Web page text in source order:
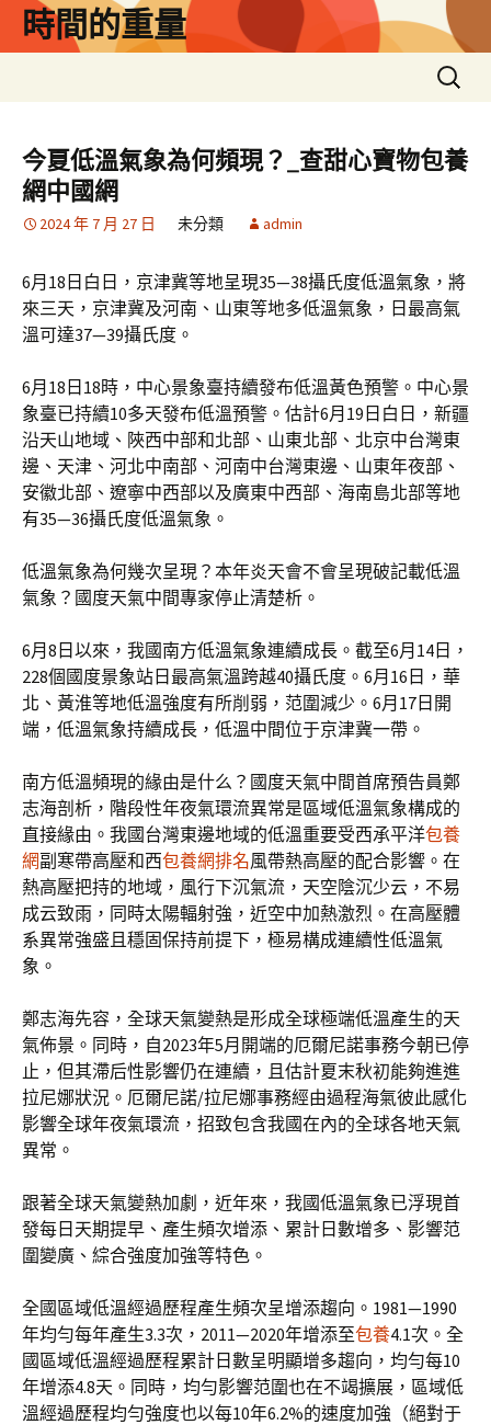
時間的重量
搜
尋
鍵
字:
今夏低溫氣象為何頻現？_查甜心寶物包養
網中國網
2024 年 7 月 27 日 未分類 admin
6月18日白日，京津冀等地呈現35—38攝氏度低溫氣象，將
來三天，京津冀及河南、山東等地多低溫氣象，日最高氣
溫可達37—39攝氏度。
6月18日18時，中心景象臺持續發布低溫黃色預警。中心景
象臺已持續10多天發布低溫預警。估計6月19日白日，新疆
沿天山地域、陜西中部和北部、山東北部、北京中台灣東
邊、天津、河北中南部、河南中台灣東邊、山東年夜部、
安徽北部、遼寧中西部以及廣東中西部、海南島北部等地
有35—36攝氏度低溫氣象。
低溫氣象為何幾次呈現？本年炎天會不會呈現破記載低溫
氣象？國度天氣中間專家停止清楚析。
6月8日以來，我國南方低溫氣象連續成長。截至6月14日，
228個國度景象站日最高氣溫跨越40攝氏度。6月16日，華
北、黃淮等地低溫強度有所削弱，范圍減少。6月17日開
端，低溫氣象持續成長，低溫中間位于京津冀一帶。
南方低溫頻現的緣由是什么？國度天氣中間首席預告員鄭
志海剖析，階段性年夜氣環流異常是區域低溫氣象構成的
直接緣由。我國台灣東邊地域的低溫重要受西承平洋包養
網副寒帶高壓和西包養網排名風帶熱高壓的配合影響。在
熱高壓把持的地域，風行下沉氣流，天空陰沉少云，不易
成云致雨，同時太陽輻射強，近空中加熱激烈。在高壓體
系異常強盛且穩固保持前提下，極易構成連續性低溫氣
象。
鄭志海先容，全球天氣變熱是形成全球極端低溫產生的天
氣佈景。同時，自2023年5月開端的厄爾尼諾事務今朝已停
止，但其滯后性影響仍在連續，且估計夏末秋初能夠進進
拉尼娜狀況。厄爾尼諾/拉尼娜事務經由過程海氣彼此感化
影響全球年夜氣環流，招致包含我國在內的全球各地天氣
異常。
跟著全球天氣變熱加劇，近年來，我國低溫氣象已浮現首
發每日天期提早、產生頻次增添、累計日數增多、影響范
圍變廣、綜合強度加強等特色。
全國區域低溫經過歷程產生頻次呈增添趨向。1981—1990
年均勻每年產生3.3次，2011—2020年增添至包養4.1次。全
國區域低溫經過歷程累計日數呈明顯增多趨向，均勻每10
年增添4.8天。同時，均勻影響范圍也在不竭擴展，區域低
溫經過歷程均勻強度也以每10年6.2%的速度加強（絕對于